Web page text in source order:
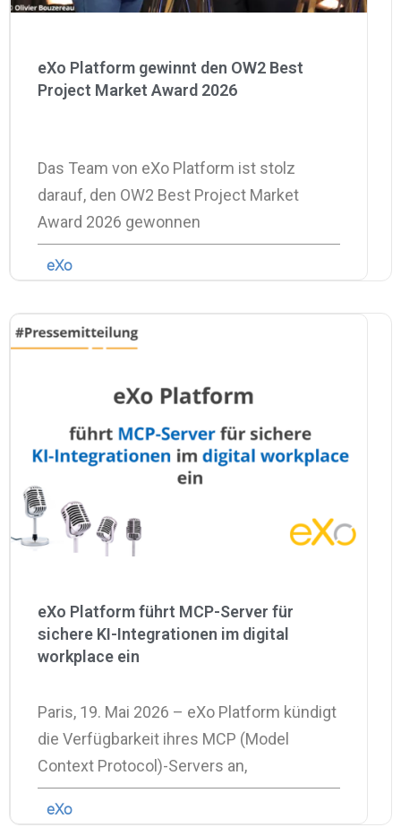
eXo Platform gewinnt den OW2 Best
Project Market Award 2026
Das Team von eXo Platform ist stolz
darauf, den OW2 Best Project Market
Award 2026 gewonnen
eXo
eXo Platform führt MCP-Server für
sichere KI-Integrationen im digital
workplace ein
Paris, 19. Mai 2026 – eXo Platform kündigt
die Verfügbarkeit ihres MCP (Model
Context Protocol)-Servers an,
eXo